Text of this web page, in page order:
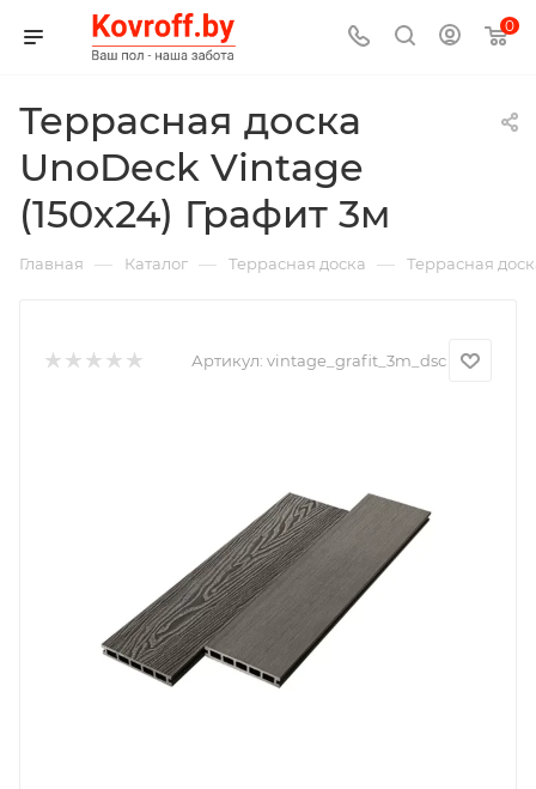
0
Террасная доска
UnoDeck Vintage
(150x24) Графит 3м
Главная — Каталог — Террасная доска — Террасная
Артикул: vintage_grafit_3m_dsc